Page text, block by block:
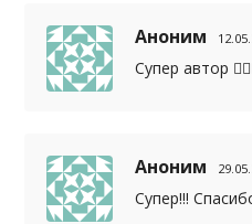
Аноним
Супер автор
Аноним
Супер!!!